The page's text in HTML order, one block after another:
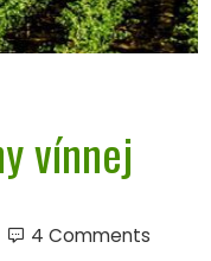
vínnej
4 Comments